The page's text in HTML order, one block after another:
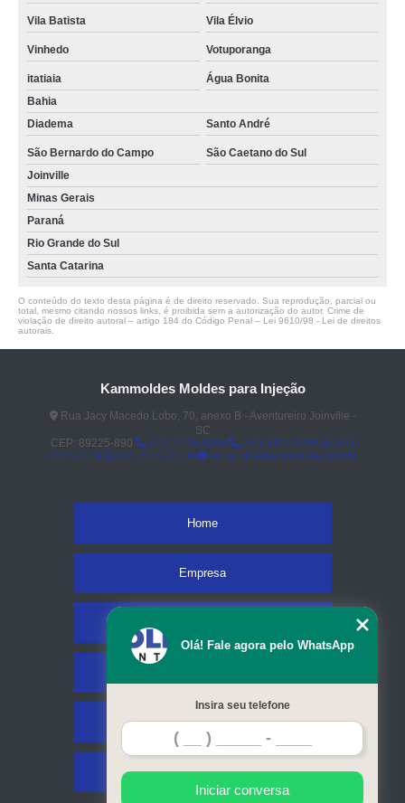
Vila Batista Vila Élvio
Vinhedo Votuporanga
itatiaia
Água Bonita
Bahia
Diadema
Santo André
São Bernardo do Campo
São Caetano do Sul
Joinville
Minas Gerais
Paraná
Rio Grande do Sul
Santa Catarina
O conteúdo do texto desta página é de direito reservado. Sua reprodução, parcial ou
total, mesmo citando nossos links, é proibida sem a autorização do autor. Crime de
violação de direito autoral – artigo 184 do Código Penal – Lei 9610/98 - Lei de direitos
autorais
Kammoldes Moldes para Injeção
Rua Jacy Macedo Lobo, 70, anexo B - Aventureiro Joinville -
SC
CEP: 89225-890
(47) 3425-4098 (47) 3427-3206
(47)
3437-2419
(47) 3437-2419 fernando@kammoldes.com.br
Home
Empresa
Contato
Mapa do site
Olá! Fale agora pelo WhatsApp
Insira seu telefone
Iniciar conversa